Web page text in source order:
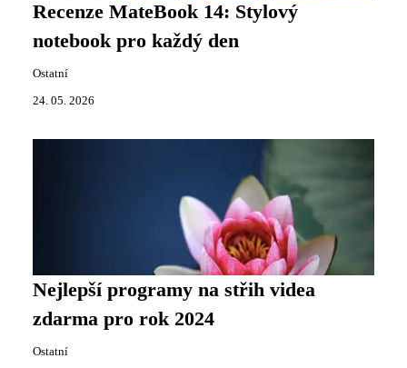
Recenze MateBook 14: Stylový
notebook pro každý den
Ostatní
24. 05. 2026
Nejlepší programy na střih videa
zdarma pro rok 2024
Ostatní